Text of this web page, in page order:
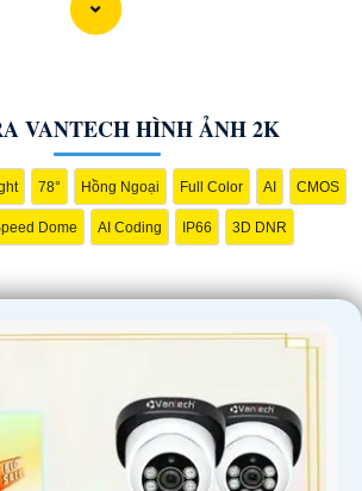
VANTECH HÌNH ẢNH 2K
78° Hồng Ngoại Full Color AI CMOS
Dome AI Coding IP66 3D DNR